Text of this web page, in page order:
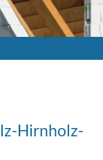
Hirnholz-